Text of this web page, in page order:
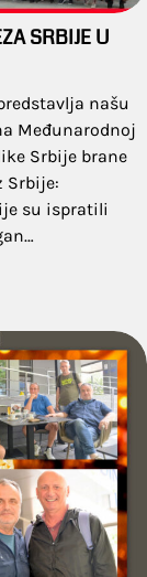
SRBIJE U
našu
Međunarodnoj
Srbije brane
Srbije:
su ispratili